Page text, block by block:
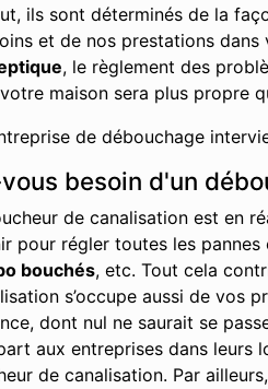
ils sont déterminés de la
et de nos prestations
, le règlement des
maison sera plus propre
de débouchage
besoin d'un
de canalisation est en
pour régler toutes les pannes
bouchés, etc. Tout cela
s’occupe aussi de vos
dont nul ne saurait se
aux entreprises dans leurs
de canalisation. Par